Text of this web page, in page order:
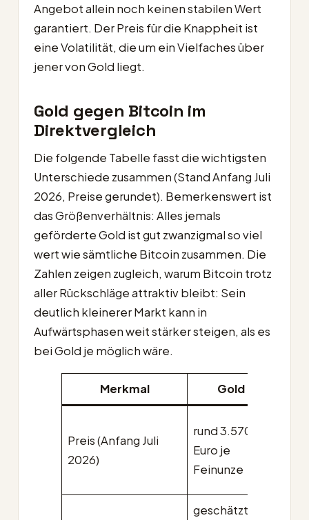
Angebot allein noch keinen stabilen Wert
garantiert. Der Preis für die Knappheit ist
eine Volatilität, die um ein Vielfaches über
jener von Gold liegt.
Gold gegen Bitcoin im
Direktvergleich
Die folgende Tabelle fasst die wichtigsten
Unterschiede zusammen (Stand Anfang Juli
2026, Preise gerundet). Bemerkenswert ist
das Größenverhältnis: Alles jemals
geförderte Gold ist gut zwanzigmal so viel
wert wie sämtliche Bitcoin zusammen. Die
Zahlen zeigen zugleich, warum Bitcoin trotz
aller Rückschläge attraktiv bleibt: Sein
deutlich kleinerer Markt kann in
Aufwärtsphasen weit stärker steigen, als es
bei Gold je möglich wäre.
Merkmal Gold
Preis (Anfang Juli
2026)
rund 3.570
Euro je
Feinunze
geschätzt